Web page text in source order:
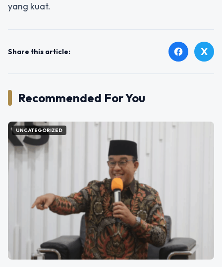
yang kuat.
Share this article: facebook X
Recommended For You
UNCATEGORIZED